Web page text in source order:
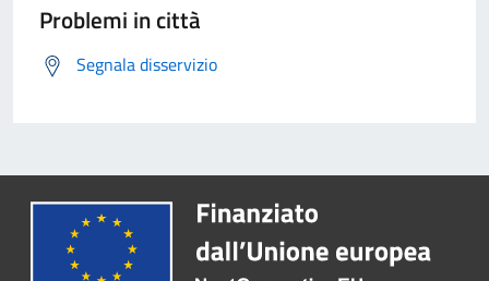
Problemi in città
Segnala disservizio